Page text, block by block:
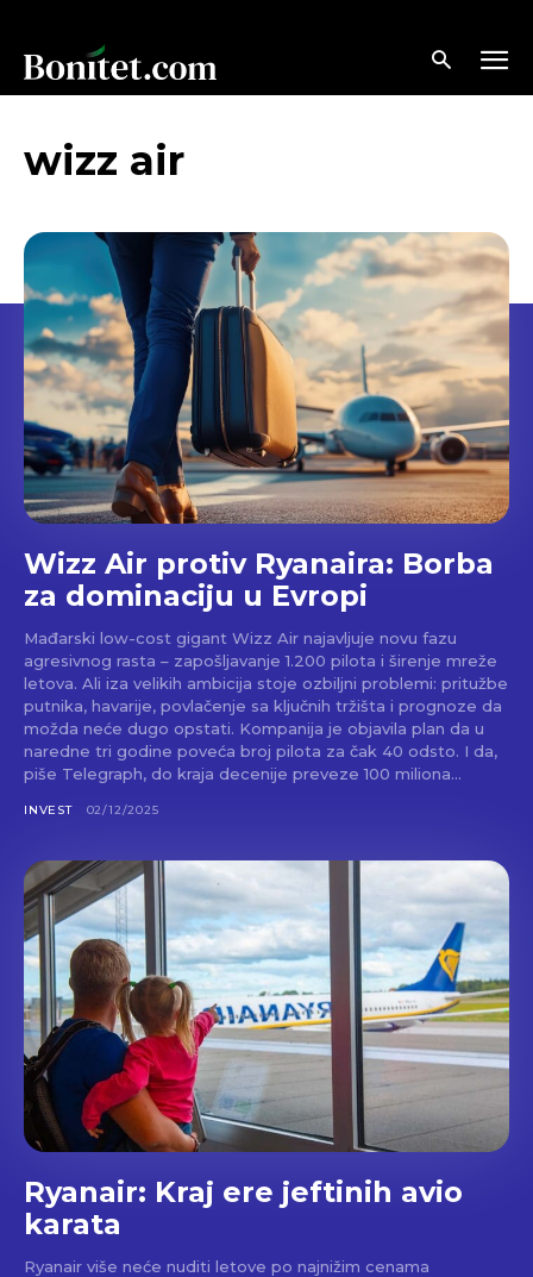
wizz air
Wizz Air protiv Ryanaira: Borba
za dominaciju u Evropi
Mađarski low-cost gigant Wizz Air najavljuje novu fazu
agresivnog rasta – zapošljavanje 1.200 pilota i širenje mreže
letova. Ali iza velikih ambicija stoje ozbiljni problemi: pritužbe
putnika, havarije, povlačenje sa ključnih tržišta i prognoze da
možda neće dugo opstati. Kompanija je objavila plan da u
naredne tri godine poveća broj pilota za čak 40 odsto. I da,
piše Telegraph, do kraja decenije preveze 100 miliona...
INVEST 02/12/2025
Ryanair: Kraj ere jeftinih avio
karata
Ryanair više neće nuditi letove po najnižim cenama